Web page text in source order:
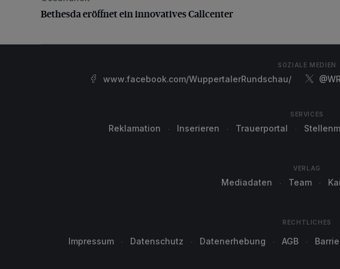
Bethesda eröffnet ein innovatives Callcenter
SOZIALE MEDIEN
www.facebook.com/WuppertalerRundschau/
SERVICES
Reklamation Inserieren Trauerportal
VERLAG
Mediadaten Team
RECHTLICHES
Impressum Datenschutz Datenerhebung AGB